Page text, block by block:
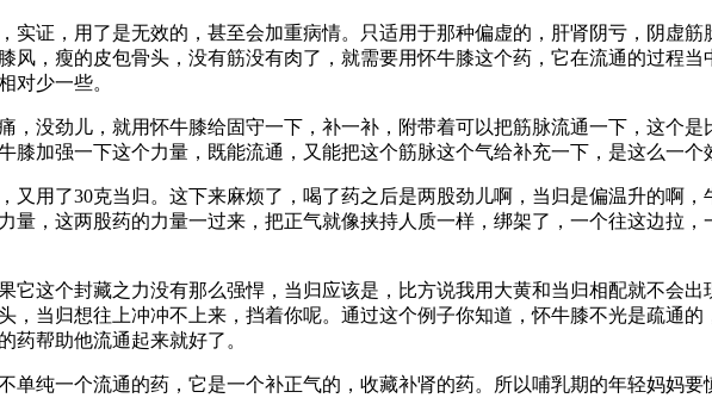
实证，用了是无效的，甚至会加重病情。只适用于那种偏虚的，肝肾阴亏，阴虚
风，瘦的皮包骨头，没有筋没有肉了，就需要用怀牛膝这个药，它在流通的过程
对少一些。
，没劲儿，就用怀牛膝给固守一下，补一补，附带着可以把筋脉流通一下，这个
加强一下这个力量，既能流通，又能把这个筋脉这个气给补充一下，是这么一个
用了30克当归。这下来麻烦了，喝了药之后是两股劲儿啊，当归是偏温升的啊
，这两股药的力量一过来，把正气就像挟持人质一样，绑架了，一个往这边拉，
它这个封藏之力没有那么强悍，当归应该是，比方说我用大黄和当归相配就不会
，当归想往上冲冲不上来，挡着你呢。通过这个例子你知道，怀牛膝不光是疏通
药帮助他流通起来就好了。
单纯一个流通的药，它是一个补正气的，收藏补肾的药。所以哺乳期的年轻妈妈